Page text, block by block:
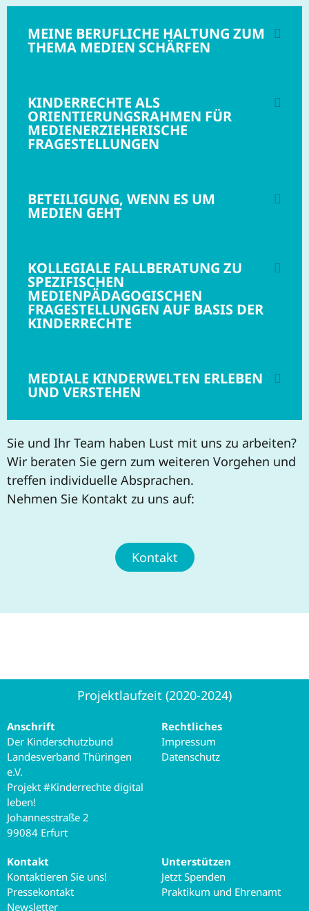
MEINE BERUFLICHE HALTUNG ZUM
THEMA MEDIEN SCHÄRFEN
KINDERRECHTE ALS
ORIENTIERUNGSRAHMEN FÜR
MEDIENERZIEHERISCHE
FRAGESTELLUNGEN
BETEILIGUNG, WENN ES UM
MEDIEN GEHT
KOLLEGIALE FALLBERATUNG ZU
SPEZIFISCHEN
MEDIENPÄDAGOGISCHEN
FRAGESTELLUNGEN AUF BASIS DER
KINDERRECHTE
MEDIALE KINDERWELTEN ERLEBEN
UND VERSTEHEN
Sie und Ihr Team haben Lust mit uns zu arbeiten?
Wir beraten Sie gern zum weiteren Vorgehen und
treffen individuelle Absprachen.
Nehmen Sie Kontakt zu uns auf:
Kontakt
Projektlaufzeit (2020-2024)
Anschrift
Der Kinderschutzbund
Landesverband Thüringen
e.V.
Projekt #Kinderrechte digital
leben!
Johannesstraße 2
99084 Erfurt
Rechtliches
Impressum
Datenschutz
Kontakt
Kontaktieren Sie uns!
Pressekontakt
Newsletter
Unterstützen
Jetzt Spenden
Praktikum und Ehrenamt